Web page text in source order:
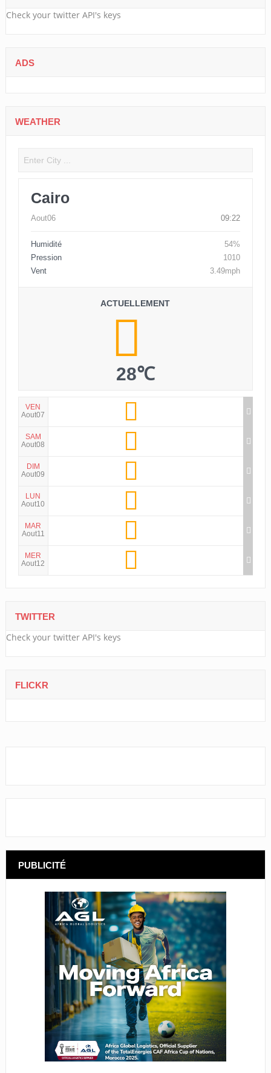
Check your twitter API's keys
ADS
WEATHER
Cairo
Aout06 09:22
Humidité
54%
Pression
1010
Vent
3.49mph
ACTUELLEMENT
28℃
VEN
Aout07
SAM
Aout08
DIM
Aout09
LUN
Aout10
MAR
Aout11
MER
Aout12
TWITTER
Check your twitter API's keys
FLICKR
PUBLICITÉ